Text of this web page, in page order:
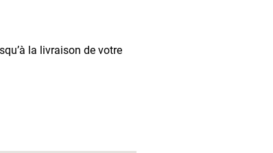
la livraison de votre